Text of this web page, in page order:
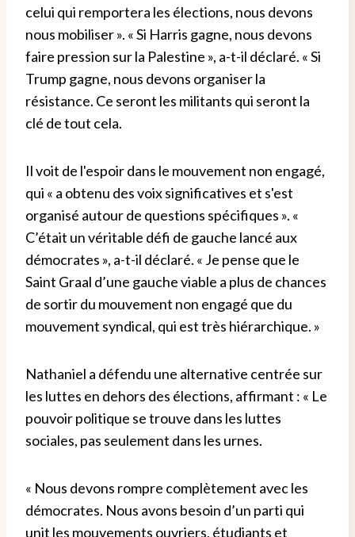
celui qui remportera les élections, nous devons
nous mobiliser ». « Si Harris gagne, nous devons
faire pression sur la Palestine », a-t-il déclaré. « Si
Trump gagne, nous devons organiser la
résistance. Ce seront les militants qui seront la
clé de tout cela.
Il voit de l'espoir dans le mouvement non engagé,
qui « a obtenu des voix significatives et s'est
organisé autour de questions spécifiques ». «
C’était un véritable défi de gauche lancé aux
démocrates », a-t-il déclaré. « Je pense que le
Saint Graal d’une gauche viable a plus de chances
de sortir du mouvement non engagé que du
mouvement syndical, qui est très hiérarchique. »
Nathaniel a défendu une alternative centrée sur
les luttes en dehors des élections, affirmant : « Le
pouvoir politique se trouve dans les luttes
sociales, pas seulement dans les urnes.
« Nous devons rompre complètement avec les
démocrates. Nous avons besoin d’un parti qui
unit les mouvements ouvriers, étudiants et